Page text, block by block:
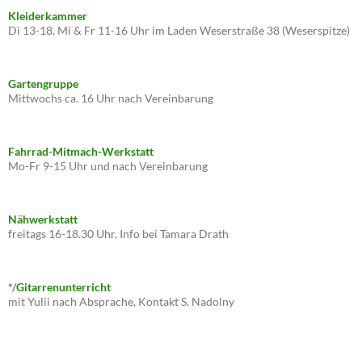
Kleiderkammer
Di 13-18, Mi & Fr 11-16 Uhr im Laden Weserstraße 38 (Weserspitze)
Gartengruppe
Mittwochs ca. 16 Uhr nach Vereinbarung
Fahrrad-Mitmach-Werkstatt
Mo-Fr 9-15 Uhr und nach Vereinbarung
Nähwerkstatt
freitags 16-18.30 Uhr, Info bei Tamara Drath
*/Gitarrenunterricht
mit Yulii nach Absprache, Kontakt S. Nadolny